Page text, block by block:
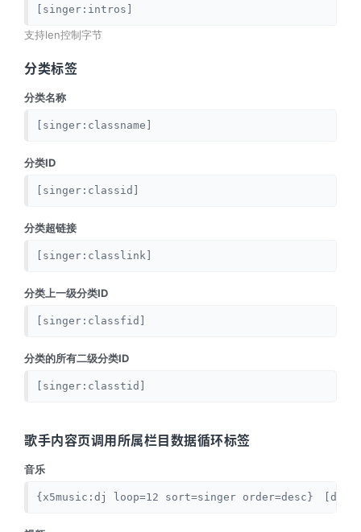
[singer:intros]
支持len控制字节
分类标签
分类名称
[singer:classname]
分类ID
[singer:classid]
分类超链接
[singer:classlink]
分类上一级分类ID
[singer:classfid]
分类的所有二级分类ID
[singer:classtid]
歌手内容页调用所属栏目数据循环标签
音乐
{x5music:dj loop=12 sort=singer order=desc}　